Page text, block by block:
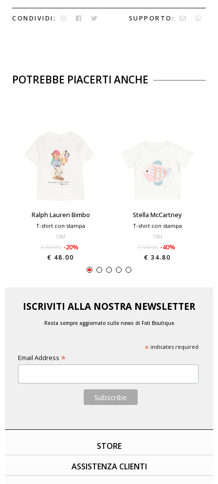
CONDIVIDI: SUPPORTO:
POTREBBE PIACERTI ANCHE
Ralph Lauren Bimbo
T-shirt con stampa
18M
€ 60.00 -20%
€ 48.00
Stella McCartney
T-shirt con stampa
18M
€ 58.00 -40%
€ 34.80
ISCRIVITI ALLA NOSTRA NEWSLETTER
Resta sempre aggiornato sulle news di Foti Boutique
*indicates required
Email Address *
STORE
ASSISTENZA CLIENTI